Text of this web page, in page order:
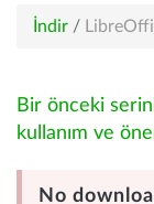
İndir /
Bir önceki
kullanım ve
No